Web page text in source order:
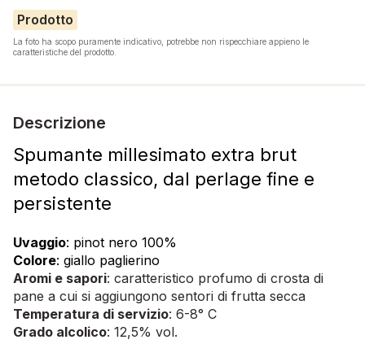
Prodotto
La foto ha scopo puramente indicativo, potrebbe non rispecchiare appieno le
caratteristiche del prodotto.
Descrizione
Spumante millesimato extra brut
metodo classico, dal perlage fine e
persistente
Uvaggio: pinot nero 100%
Colore: giallo paglierino
Aromi e sapori: caratteristico profumo di crosta di
pane a cui si aggiungono sentori di frutta secca
Temperatura di servizio: 6-8° C
Grado alcolico: 12,5% vol.